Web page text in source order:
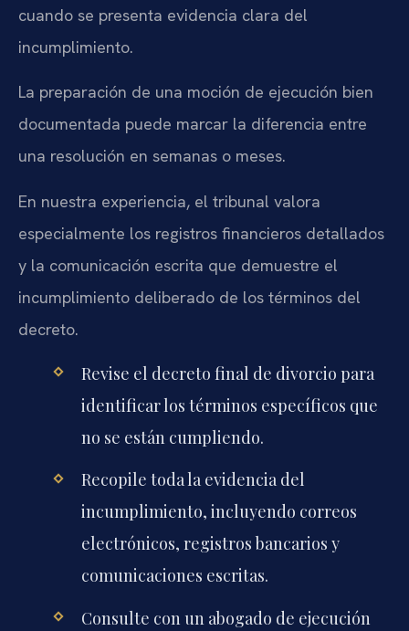
cuando se presenta evidencia clara del
incumplimiento.
La preparación de una moción de ejecución bien
documentada puede marcar la diferencia entre
una resolución en semanas o meses.
En nuestra experiencia, el tribunal valora
especialmente los registros financieros detallados
y la comunicación escrita que demuestre el
incumplimiento deliberado de los términos del
decreto.
Revise el decreto final de divorcio para
identificar los términos específicos que
no se están cumpliendo.
Recopile toda la evidencia del
incumplimiento, incluyendo correos
electrónicos, registros bancarios y
comunicaciones escritas.
Consulte con un abogado de ejecución